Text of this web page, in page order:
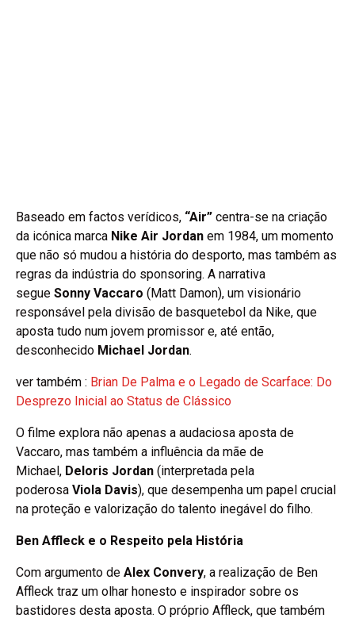
Baseado em factos verídicos, “Air” centra-se na criação
da icónica marca Nike Air Jordan em 1984, um momento
que não só mudou a história do desporto, mas também as
regras da indústria do sponsoring. A narrativa
segue Sonny Vaccaro (Matt Damon), um visionário
responsável pela divisão de basquetebol da Nike, que
aposta tudo num jovem promissor e, até então,
desconhecido Michael Jordan.
ver também : Brian De Palma e o Legado de Scarface: Do
Desprezo Inicial ao Status de Clássico
O filme explora não apenas a audaciosa aposta de
Vaccaro, mas também a influência da mãe de
Michael, Deloris Jordan (interpretada pela
poderosa Viola Davis), que desempenha um papel crucial
na proteção e valorização do talento inegável do filho.
Ben Affleck e o Respeito pela História
Com argumento de Alex Convery, a realização de Ben
Affleck traz um olhar honesto e inspirador sobre os
bastidores desta aposta. O próprio Affleck, que também